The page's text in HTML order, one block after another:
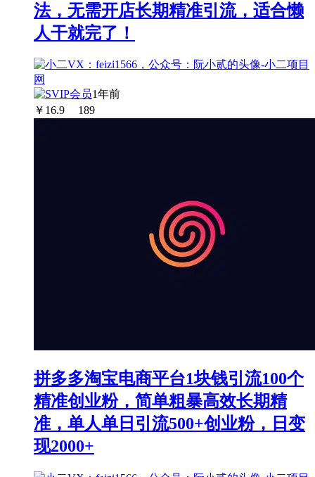
法，无需开店长期精准引流，适合懒
人干就完了！
1年前
￥ 16.9 189
拼多多淘宝电商平台1块钱引流100个
精准创业粉，简单粗暴高效长期精
准，单人单日引流500+创业粉，日变
现2000+